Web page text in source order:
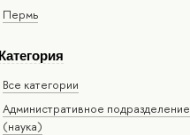
Пермь
Категория
Все категории
Административное подразделение
(наука)